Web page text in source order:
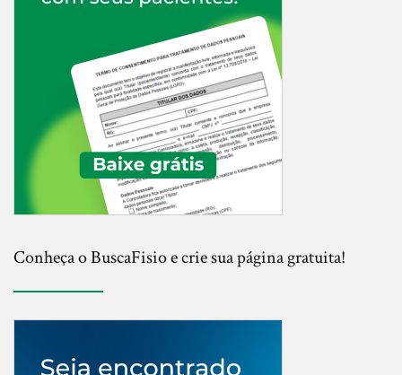
Conheça o BuscaFisio e crie sua página gratuita!